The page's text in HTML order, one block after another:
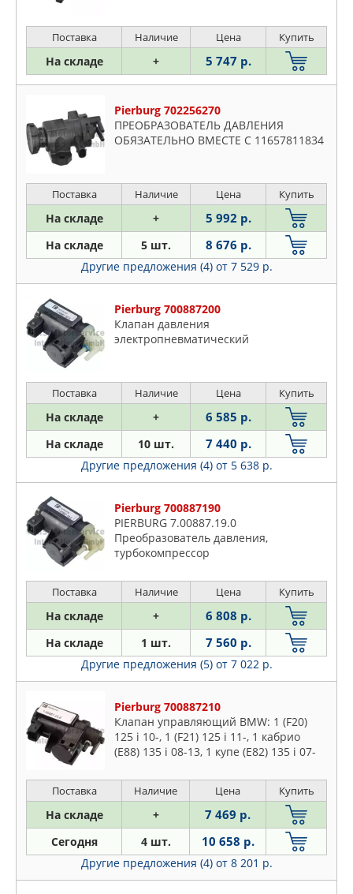
Поставка Наличие Цена Купить
На складе + 5 747 р.
Pierburg 702256270
ПРЕОБРАЗОВАТЕЛЬ ДАВЛЕНИЯ
ОБЯЗАТЕЛЬНО ВМЕСТЕ С 11657811834
Поставка Наличие Цена Купить
На складе + 5 992 р.
На складе 5 шт. 8 676 р.
Другие предложения (4) от 7 529 р.
Pierburg 700887200
Клапан давления
электропневматический
Поставка Наличие Цена Купить
На складе + 6 585 р.
На складе 10 шт. 7 440 р.
Другие предложения (4) от 5 638 р.
Pierburg 700887190
PIERBURG 7.00887.19.0
Преобразователь давления,
турбокомпрессор
Поставка Наличие Цена Купить
На складе + 6 808 р.
На складе 1 шт. 7 560 р.
Другие предложения (5) от 7 022 р.
Pierburg 700887210
Клапан управляющий BMW: 1 (F20)
125 i 10-, 1 (F21) 125 i 11-, 1 кабрио
(E88) 135 i 08-13, 1 купе (E82) 135 i 07-
ROYCE: GHOST 6.6
Поставка Наличие Цена Купить
На складе + 7 469 р.
Сегодня 4 шт. 10 658 р.
Другие предложения (4) от 8 201 р.